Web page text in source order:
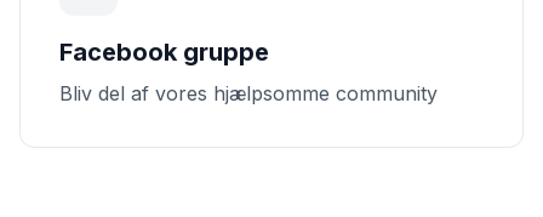
Facebook gruppe
Bliv del af vores hjælpsomme community